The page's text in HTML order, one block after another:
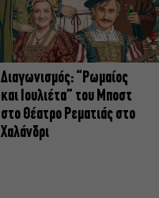
Διαγωνισμός: “Ρωμαίος
και Ιουλιέτα” του Μποστ
στο Θέατρο Ρεματιάς στο
Χαλάνδρι